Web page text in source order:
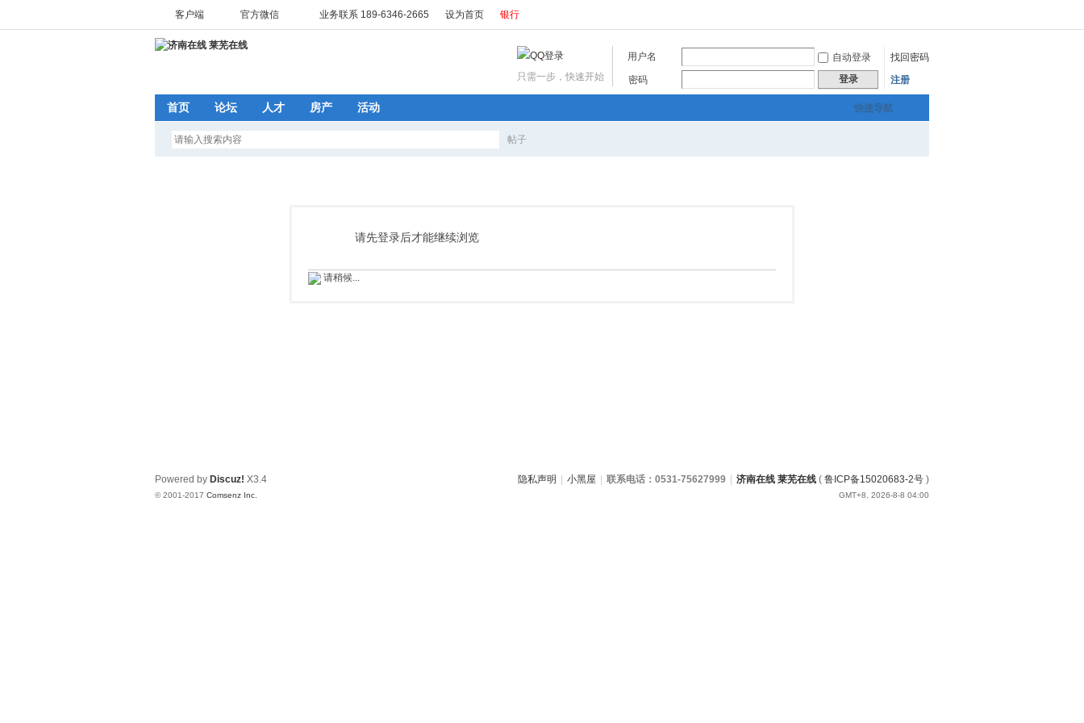
客户端 官方微信 业务联系 189-6346-2665 设为首页 银行
用户名 自动登录
找回密码
密码
登录 注册
只需一步，快速开始
快捷导航
首页 论坛 人才 房产 活动
帖子
请先登录后才能继续浏览
请稍候...
隐私声明 小黑屋 联系电话：0531-75627999 济南在线 莱芜在线 ( 鲁ICP备15020683-2号 )
GMT+8, 2026-8-8 04:00
Powered by Discuz! X3.4
© 2001-2017 Comsenz Inc.